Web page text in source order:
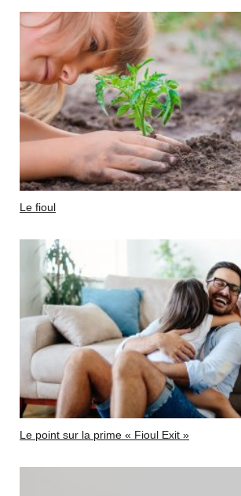
Le fioul
Le point sur la prime « Fioul Exit »